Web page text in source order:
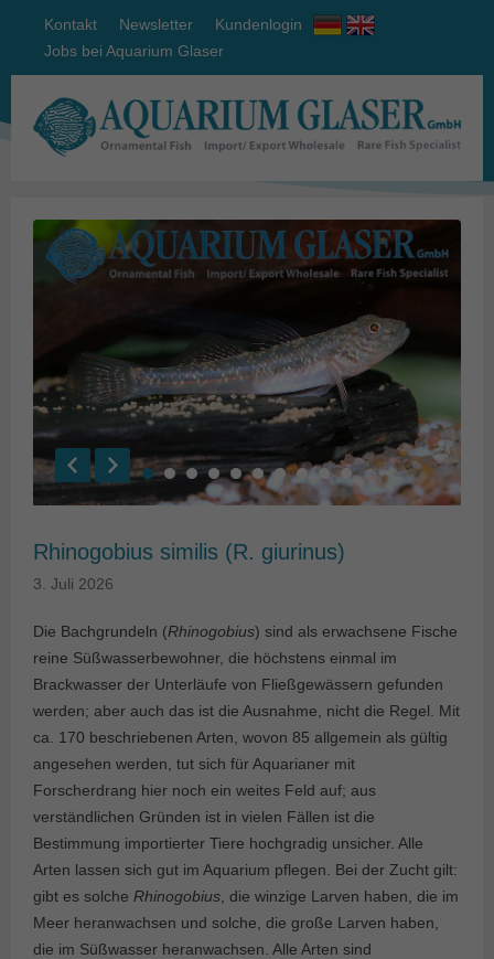
Kontakt Newsletter
Kundenlogin
Jobs bei Aquarium Glaser
Rhinogobius similis (R. giurinus)
3. Juli 2026
Die Bachgrundeln (Rhinogobius) sind als erwachsene Fische
reine Süßwasserbewohner, die höchstens einmal im
Brackwasser der Unterläufe von Fließgewässern gefunden
werden; aber auch das ist die Ausnahme, nicht die Regel. Mit
ca. 170 beschriebenen Arten, wovon 85 allgemein als gültig
angesehen werden, tut sich für Aquarianer mit
Forscherdrang hier noch ein weites Feld auf; aus
verständlichen Gründen ist in vielen Fällen ist die
Bestimmung importierter Tiere hochgradig unsicher. Alle
Arten lassen sich gut im Aquarium pflegen. Bei der Zucht gilt:
gibt es solche Rhinogobius , die winzige Larven haben, die im
Meer heranwachsen und solche, die große Larven haben,
die im Süßwasser heranwachsen. Alle Arten sind